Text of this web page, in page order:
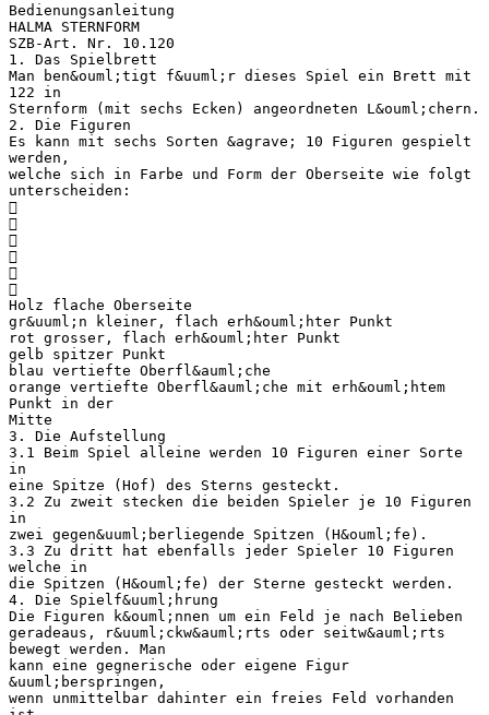
Bedienungsanleitung
HALMA STERNFORM
SZB-Art. Nr. 10.120
1. Das Spielbrett
Man ben&ouml;tigt f&uuml;r dieses Spiel ein Brett mit
122 in
Sternform (mit sechs Ecken) angeordneten L&ouml;chern.
2. Die Figuren
Es kann mit sechs Sorten &agrave; 10 Figuren gespielt
werden,
welche sich in Farbe und Form der Oberseite wie folgt
unterscheiden:






Holz flache Oberseite
gr&uuml;n kleiner, flach erh&ouml;hter Punkt
rot grosser, flach erh&ouml;hter Punkt
gelb spitzer Punkt
blau vertiefte Oberfl&auml;che
orange vertiefte Oberfl&auml;che mit erh&ouml;htem
Punkt in der
Mitte
3. Die Aufstellung
3.1 Beim Spiel alleine werden 10 Figuren einer Sorte
in
eine Spitze (Hof) des Sterns gesteckt.
3.2 Zu zweit stecken die beiden Spieler je 10 Figuren
in
zwei gegen&uuml;berliegende Spitzen (H&ouml;fe).
3.3 Zu dritt hat ebenfalls jeder Spieler 10 Figuren
welche in
die Spitzen (H&ouml;fe) der Sterne gesteckt werden.
4. Die Spielf&uuml;hrung
Die Figuren k&ouml;nnen um ein Feld je nach Belieben
geradeaus, r&uuml;ckw&auml;rts oder seitw&auml;rts
bewegt werden. Man
kann eine gegnerische oder eigene Figur
&uuml;berspringen,
wenn unmittelbar dahinter ein freies Feld vorhanden